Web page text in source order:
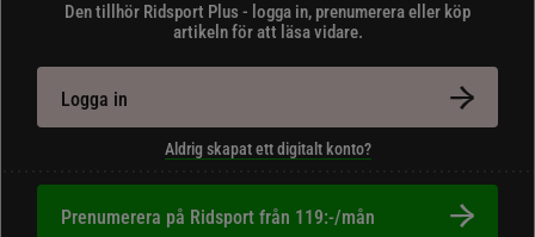
Den tillhör Ridsport Plus - logga in, prenumerera eller köp
artikeln för att läsa vidare.
Logga in
Aldrig skapat ett digitalt konto?
Prenumerera på Ridsport från 119:-/mån